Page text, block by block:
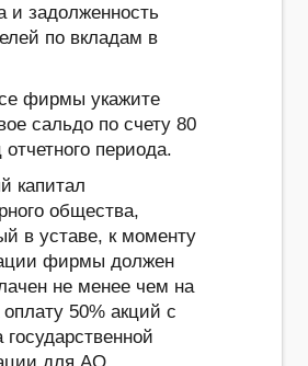
и задолженность
по вкладам в
фирмы укажите
сальдо по счету 80
отчетного периода.
капитал
общества,
в уставе, к моменту
фирмы должен
не менее чем на
50% акций с